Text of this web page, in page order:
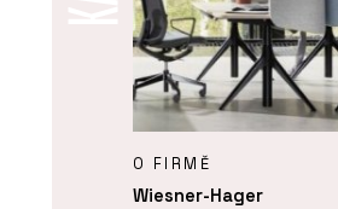
O FIRMĚ
Wiesner-Hager